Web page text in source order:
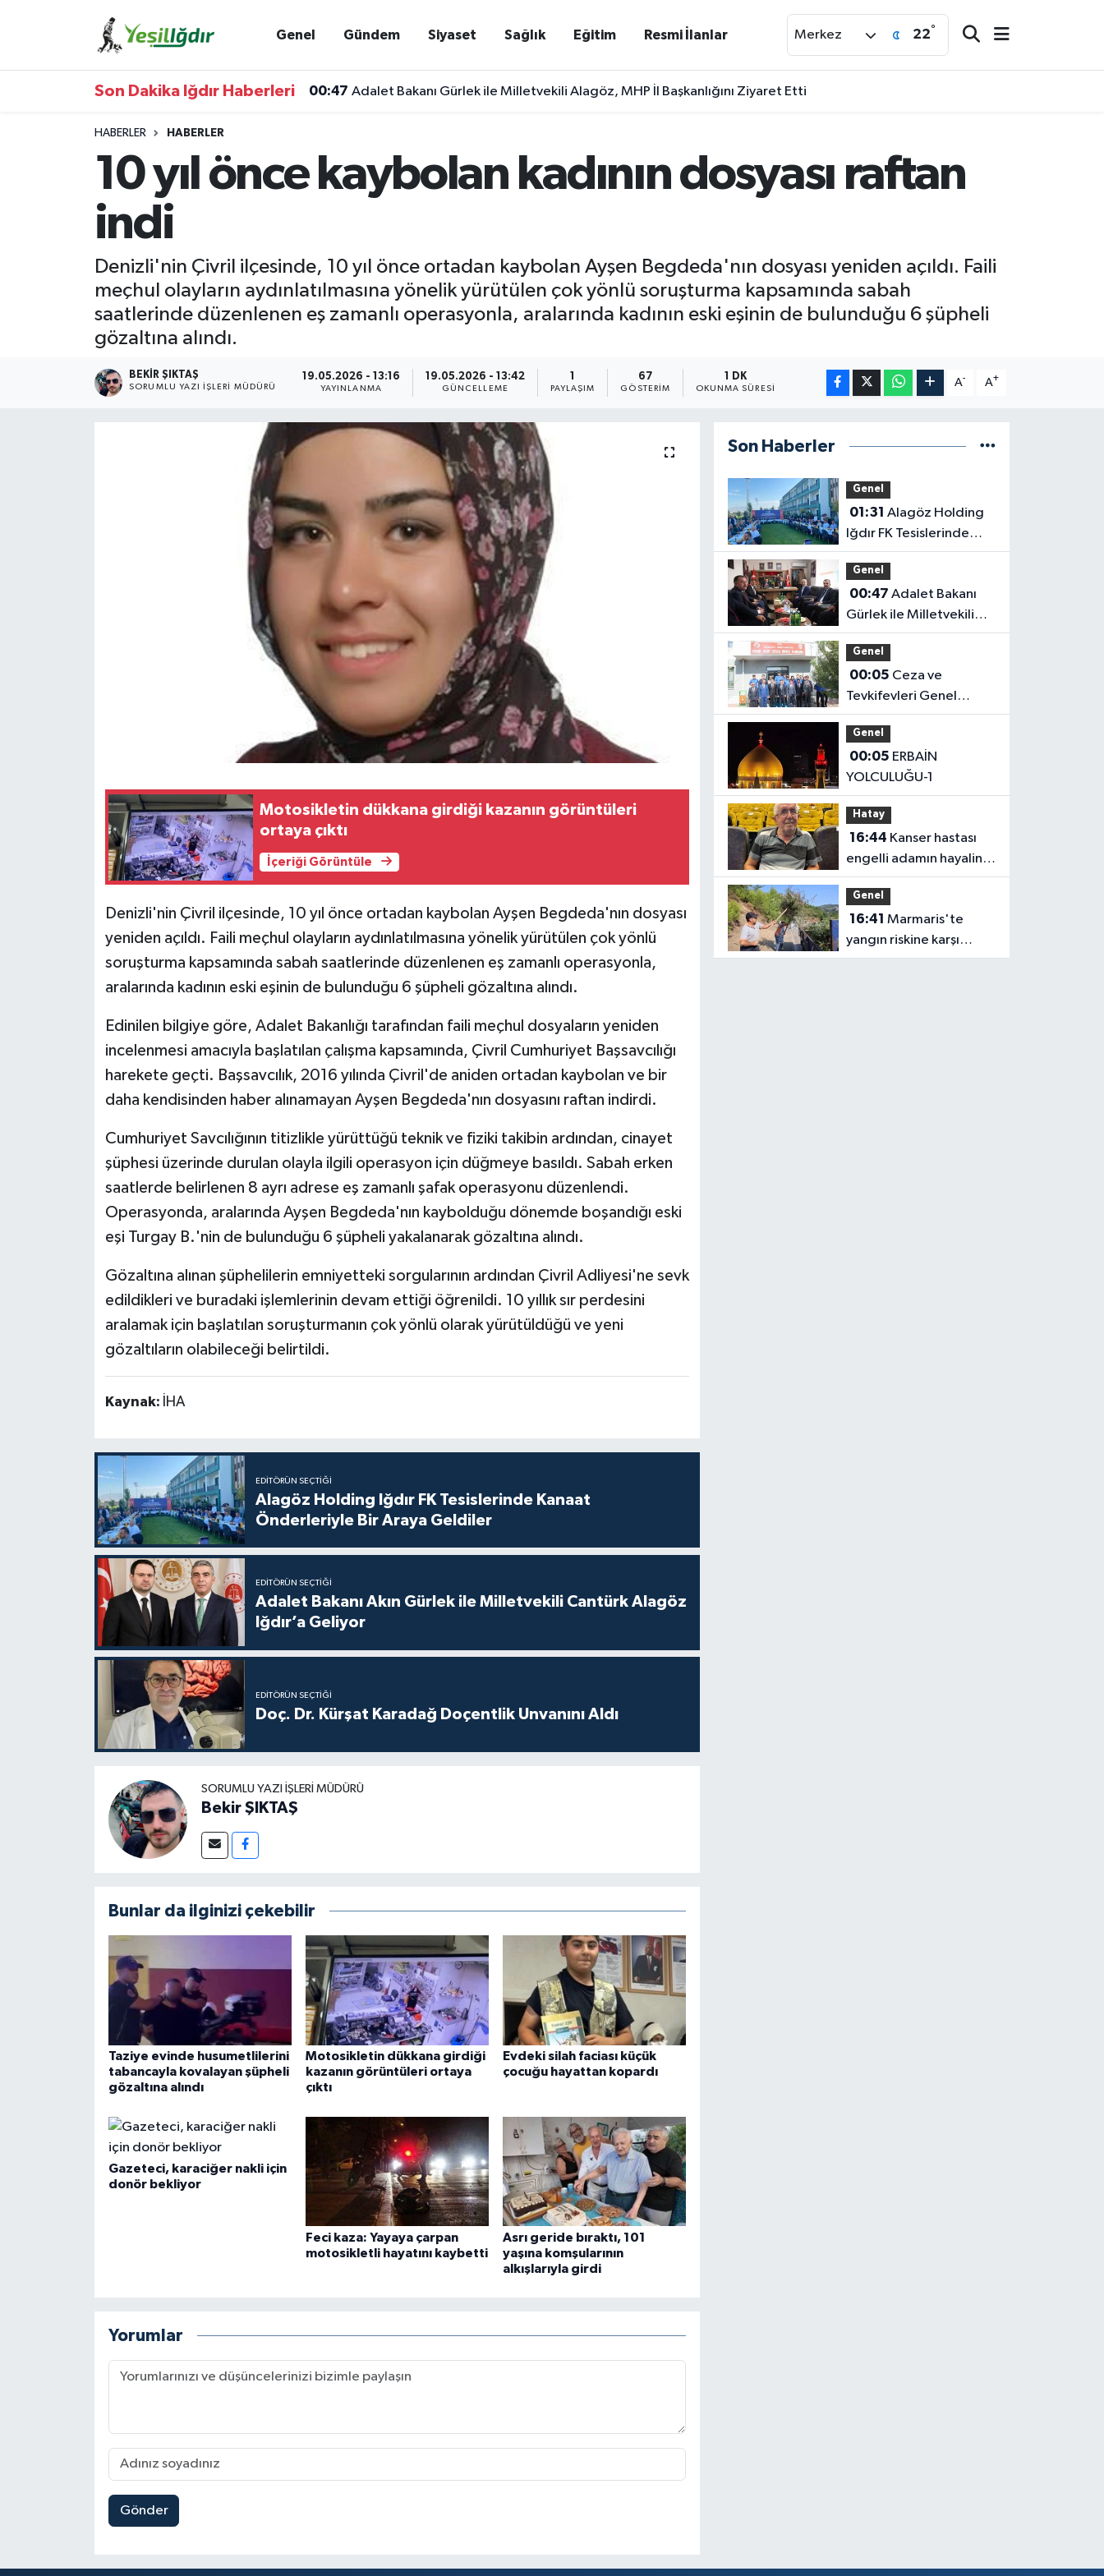
Genel Gündem Siyaset Sağlık Eğitim Resmi İlanlar Merkez 22°
Son Dakika Iğdır Haberleri 00:47 Adalet Bakanı Gürlek ile Milletvekili Alagöz, MHP İl Başkanlığını Ziyaret Etti
HABERLER HABERLER
10 yıl önce kaybolan kadının dosyası raftan
indi
Denizli'nin Çivril ilçesinde, 10 yıl önce ortadan kaybolan Ayşen Begdeda'nın dosyası yeniden açıldı. Faili
meçhul olayların aydınlatılmasına yönelik yürütülen çok yönlü soruşturma kapsamında sabah
saatlerinde düzenlenen eş zamanlı operasyonla, aralarında kadının eski eşinin de bulunduğu 6 şüpheli
gözaltına alındı.
BEKIR ŞIKTAŞ
SORUMLU YAZI İŞLERI MÜDÜRÜ
19.05.2026 - 13:16
YAYINLANMA
19.05.2026 - 13:42
GÜNCELLEME PAYLAŞIM
67
GÖSTERIM
1 DK
OKUNMA SÜRESI
A- A+
Motosikletin dükkana girdiği kazanın görüntüleri
ortaya çıktı
İçeriği Görüntüle
Denizli'nin Çivril ilçesinde, 10 yıl önce ortadan kaybolan Ayşen Begdeda'nın dosyası
yeniden açıldı. Faili meçhul olayların aydınlatılmasına yönelik yürütülen çok yönlü
soruşturma kapsamında sabah saatlerinde düzenlenen eş zamanlı operasyonla,
aralarında kadının eski eşinin de bulunduğu 6 şüpheli gözaltına alındı.
Edinilen bilgiye göre, Adalet Bakanlığı tarafından faili meçhul dosyaların yeniden
incelenmesi amacıyla başlatılan çalışma kapsamında, Çivril Cumhuriyet Başsavcılığı
harekete geçti. Başsavcılık, 2016 yılında Çivril'de aniden ortadan kaybolan ve bir
daha kendisinden haber alınamayan Ayşen Begdeda'nın dosyasını raftan indirdi.
Cumhuriyet Savcılığının titizlikle yürüttüğü teknik ve fiziki takibin ardından, cinayet
şüphesi üzerinde durulan olayla ilgili operasyon için düğmeye basıldı. Sabah erken
saatlerde belirlenen 8 ayrı adrese eş zamanlı şafak operasyonu düzenlendi.
Operasyonda, aralarında Ayşen Begdeda'nın kaybolduğu dönemde boşandığı eski
eşi Turgay B.'nin de bulunduğu 6 şüpheli yakalanarak gözaltına alındı.
Gözaltına alınan şüphelilerin emniyetteki sorgularının ardından Çivril Adliyesi'ne sevk
edildikleri ve buradaki işlemlerinin devam ettiği öğrenildi. 10 yıllık sır perdesini
aralamak için başlatılan soruşturmanın çok yönlü olarak yürütüldüğü ve yeni
gözaltıların olabileceği belirtildi.
Kaynak: İHA
EDITÖRÜN SEÇTIĞI
Alagöz Holding Iğdır FK Tesislerinde Kanaat
Önderleriyle Bir Araya Geldiler
EDITÖRÜN SEÇTIĞI
Adalet Bakanı Akın Gürlek ile Milletvekili Cantürk Alagöz
Iğdır’a Geliyor
EDITÖRÜN SEÇTIĞI
Doç. Dr. Kürşat Karadağ Doçentlik Unvanını Aldı
SORUMLU YAZI İŞLERI MÜDÜRÜ
Bekir ŞIKTAŞ
Bunlar da ilginizi çekebilir
Taziye evinde husumetlilerini
tabancayla kovalayan şüpheli
gözaltına alındı
Motosikletin dükkana girdiği
kazanın görüntüleri ortaya
çıktı
Evdeki silah faciası küçük
çocuğu hayattan kopardı
Gazeteci, karaciğer nakli için
donör bekliyor
Feci kaza: Yayaya çarpan
motosikletli hayatını kaybetti
Asrı geride bıraktı, 101
yaşına komşularının
alkışlarıyla girdi
Yorumlar
Gönder
Son Haberler
Genel
01:31
Iğdır FK Tesislerinde
Kanaat Önderleriyle Bir
Araya Geldiler
Genel
00:47
Gürlek ile Milletvekili
Alagöz, MHP İl
Başkanlığını Ziyaret Etti
Genel
00:05
Tevkifevleri Genel
Müdürü Çelebi
Yılmaz’dan Iğdır’daki
Kurumlara Ziyaret ve
Üretim İncelemesi
Genel
00:05
YOLCULUĞU-1
Hatay
16:44
engelli adamın hayalini
bile kuramadığı evine
kavuşunca döktüğü
gözyaşı duygulandırdı
Genel
16:41
yangın riskine karşı
kapsamlı temizlik
Iğdır Trafik Yoğunluk Haritası
Süper Lig Puan Durumu ve Fikstür
Tüm Manşetler
Son Dakika Haberleri